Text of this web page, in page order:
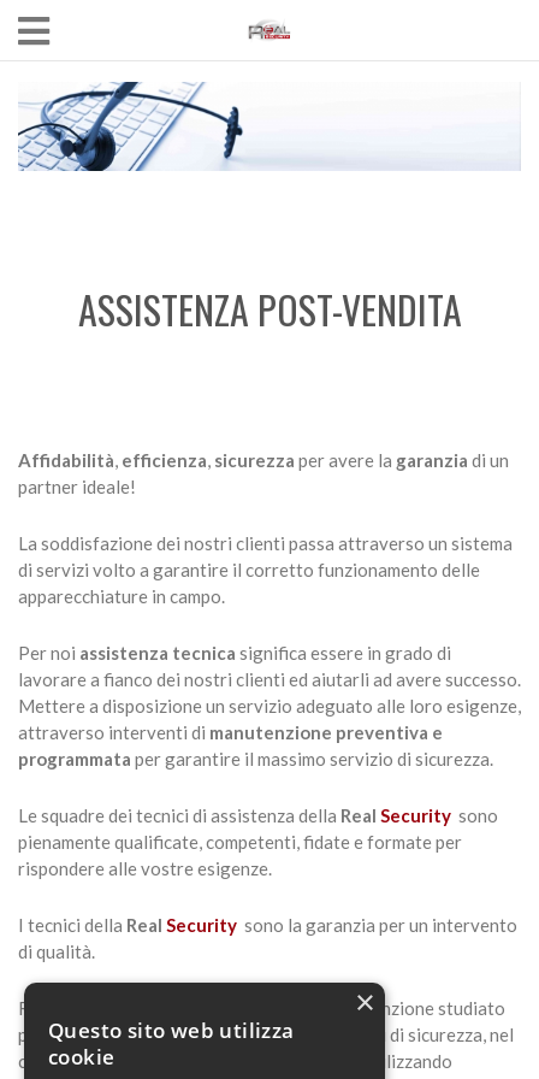
ASSISTENZA POST-VENDITA
Affidabilità, efficienza, sicurezza per avere la garanzia di un
partner ideale!
La soddisfazione dei nostri clienti passa attraverso un sistema
di servizi volto a garantire il corretto funzionamento delle
apparecchiature in campo.
Per noi assistenza tecnica significa essere in grado di
lavorare a fianco dei nostri clienti ed aiutarli ad avere successo.
Mettere a disposizione un servizio adeguato alle loro esigenze,
attraverso interventi di manutenzione preventiva e
programmata per garantire il massimo servizio di sicurezza.
Le squadre dei tecnici di assistenza della Real Security sono
pienamente qualificate, competenti, fidate e formate per
rispondere alle vostre esigenze.
I tecnici della Real Security sono la garanzia per un intervento
di qualità.
Raccomandiamo il nostro contratto di manutenzione studiato
per rispondere alle necessità dei vostri sistemi di sicurezza, nel
corso del quale i nostri tecnici specializzati, utilizzando
×
Questo sito web utilizza
cookie